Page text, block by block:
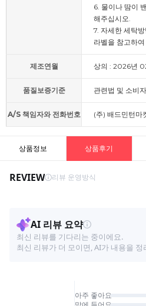
6. 물이나 땀이
해주십시오.
7. 자세한 세탁
라벨을 참고하여
제조연월 상의 : 2026년
품질보증기준 관련법 및 소비
A/S 책임자와 전화번호 (주) 배드민턴
상품정보 상품후기